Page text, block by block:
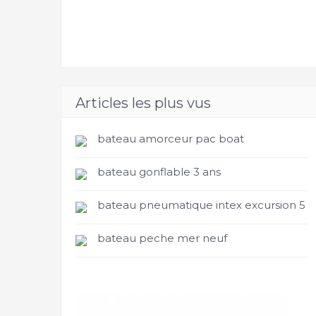
Articles les plus vus
bateau amorceur pac boat
bateau gonflable 3 ans
bateau pneumatique intex excursion 5
bateau peche mer neuf